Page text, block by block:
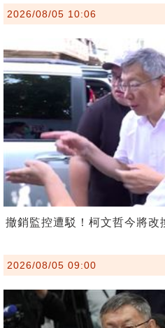
2026/08/05 10:06
撤銷監控遭駁！柯文哲今將改
2026/08/05 09:00